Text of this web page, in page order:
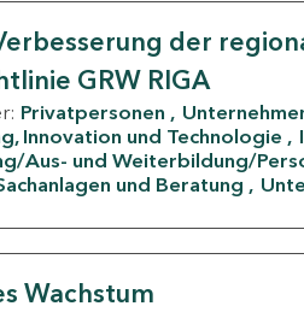
der
GRW RIGA
Privatpersonen
Innovation und Technologie
Aus- und Weiterbildung/
und Beratung
Wachstum